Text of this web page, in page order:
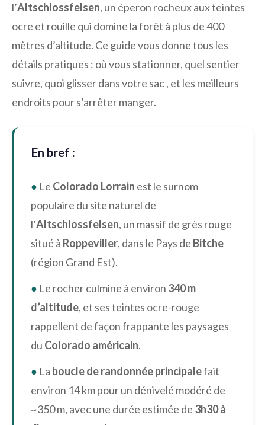
l’Altschlossfelsen, un éperon rocheux aux teintes
ocre et rouille qui domine la forêt à plus de 400
mètres d’altitude. Ce guide vous donne tous les
détails pratiques : où vous stationner, quel sentier
suivre, quoi glisser dans votre sac , et les meilleurs
endroits pour s’arrêter manger.
En bref :
● Le Colorado Lorrain est le surnom
populaire du site naturel de
l’Altschlossfelsen, un massif de grès rouge
situé à Roppeviller, dans le Pays de Bitche
(région Grand Est).
● Le rocher culmine à environ 340 m
d’altitude, et ses teintes ocre-rouge
rappellent de façon frappante les paysages
du Colorado américain.
● La boucle de randonnée principalefait
environ 14 km pour un dénivelé modéré de
~350 m, avec une durée estimée de 3h30 à